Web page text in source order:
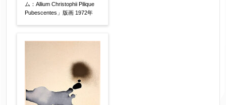
【必須】
ム：Allium Christophii Pilique
Pubescentes」版画 1972年